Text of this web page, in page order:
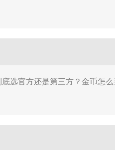
选官方还是第三方？金币怎